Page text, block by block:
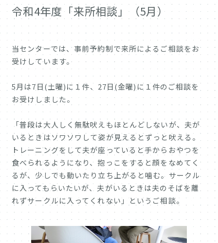
令和4年度「来所相談」（5月）
当センターでは、事前予約制で来所によるご相談をお
受けしています。
5月は7日(土曜)に１件、27日(金曜)に１件のご相談を
お受けしました。
「普段は大人しく無駄吠えもほとんどしないが、夫が
いるときはソワソワして姿が見えるとずっと吠える。
トレーニングをして夫が座っていると手からおやつを
食べられるようになり、抱っこをすると顔をなめてく
るが、少しでも動いたり立ち上がると噛む。サークル
に入ってもらいたいが、夫がいるときは夫のそばを離
れずサークルに入ってくれない」というご相談。